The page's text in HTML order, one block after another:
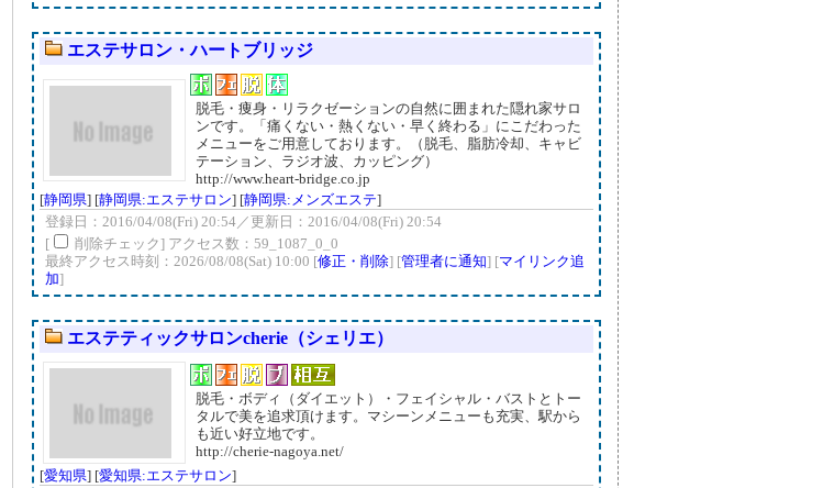
エステサロン・ハートブリッジ
脱毛・痩身・リラクゼーションの自然に囲まれた隠れ家サロ
ンです。「痛くない・熱くない・早く終わる」にこだわった
メニューをご用意しております。（脱毛、脂肪冷却、キャビ
テーション、ラジオ波、カッピング）
http://www.heart-bridge.co.jp
[静岡県] [静岡県:エステサロン] [静岡県:メンズエステ]
登録日：2016/04/08(Fri) 20:54／更新日：2016/04/08(Fri) 20:54
[
削除チェック] アクセス数：59_1087_0_0
最終アクセス時刻：2026/08/08(Sat) 10:00 [修正・削除] [管理者に通知] [マイリンク追
加]
エステティックサロンcherie（シェリエ）
脱毛・ボディ（ダイエット）・フェイシャル・バストとトー
タルで美を追求頂けます。マシーンメニューも充実、駅から
も近い好立地です。
http://cherie-nagoya.net/
[愛知県] [愛知県:エステサロン]